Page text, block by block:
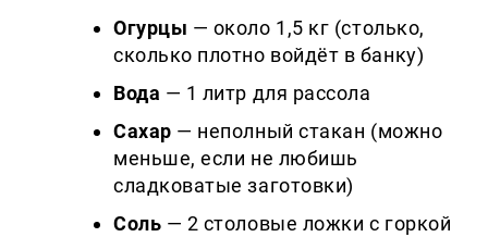
Огурцы — около 1,5 кг (столько,
сколько плотно войдёт в банку)
Вода — 1 литр для рассола
Сахар — неполный стакан (можно
меньше, если не любишь
сладковатые заготовки)
Соль — 2 столовые ложки с горкой